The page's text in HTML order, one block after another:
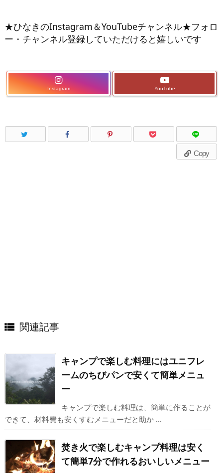
★ひなきのInstagram＆YouTubeチャンネル★フォロ
ー・チャンネル登録していただけると嬉しいです
Instagram YouTube
Copy
 関連記事
キャンプで楽しむ料理にはユニフレ
ームのちびパンで安くて簡単メニュ
ー
キャンプで楽しむ料理は、簡単に作ることが
できて、材料費も安くすむメニューだと助か ...
焚き火で楽しむキャンプ料理は安く
て簡単7分で作れるおいしいメニュー